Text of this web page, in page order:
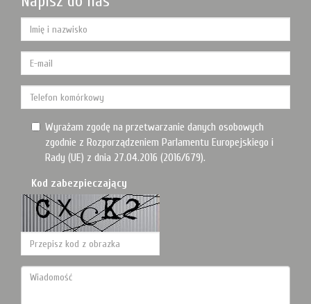
Wyrażam zgodę na przetwarzanie danych osobowych
zgodnie z Rozporządzeniem Parlamentu Europejskiego i
Rady (UE) z dnia 27.04.2016 (2016/679).
Kod zabezpieczający